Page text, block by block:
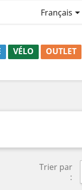
Français
VÉLO OUTLET
Trier par
: